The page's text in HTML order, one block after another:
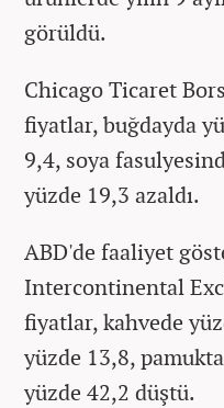
görüldü.
Chicago Ticaret
fiyatlar, buğdayda
9,4, soya
yüzde 19,3 azaldı.
ABD'de faaliyet
Intercontinental
fiyatlar, kahvede
yüzde 13,8,
yüzde 42,2 düştü.